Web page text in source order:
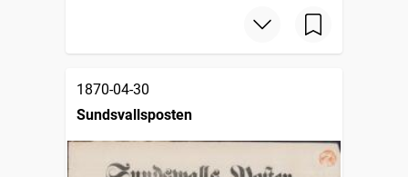
1870-04-30
Sundsvallsposten